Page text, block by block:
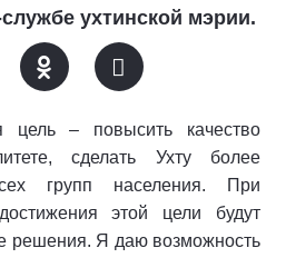
ухтинской мэрии.
цель – повысить качество
сделать Ухту более
групп населения. При
этой цели будут
решения. Я даю возможность